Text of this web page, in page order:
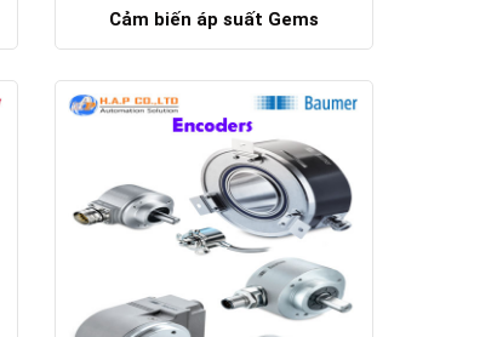
Cảm biến áp suất Gems